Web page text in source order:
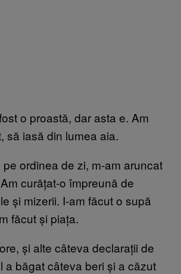
o proastă, dar asta e. Am
să iasă din lumea aia.
ordinea de zi, m-am aruncat
curățat-o împreună de
și mizerii. I-am făcut o supă
făcut și piața.
și alte câteva declarații de
a băgat câteva beri și a căzut